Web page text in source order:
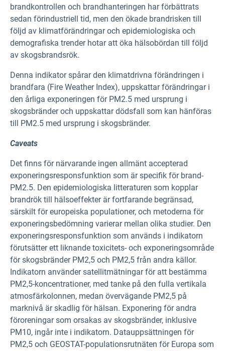
brandkontrollen och brandhanteringen har förbättrats
sedan förindustriell tid, men den ökade brandrisken till
följd av klimatförändringar och epidemiologiska och
demografiska trender hotar att öka hälsobördan till följd
av skogsbrandsrök.
Denna indikator spårar den klimatdrivna förändringen i
brandfara (Fire Weather Index), uppskattar förändringar i
den årliga exponeringen för PM2.5 med ursprung i
skogsbränder och uppskattar dödsfall som kan hänföras
till PM2.5 med ursprung i skogsbränder.
Caveats
Det finns för närvarande ingen allmänt accepterad
exponeringsresponsfunktion som är specifik för brand-
PM2.5. Den epidemiologiska litteraturen som kopplar
brandrök till hälsoeffekter är fortfarande begränsad,
särskilt för europeiska populationer, och metoderna för
exponeringsbedömning varierar mellan olika studier. Den
exponeringsresponsfunktion som används i indikatorn
förutsätter ett liknande toxicitets- och exponeringsområde
för skogsbränder PM2,5 och PM2,5 från andra källor.
Indikatorn använder satellitmätningar för att bestämma
PM2,5-koncentrationer, med tanke på den fulla vertikala
atmosfärkolonnen, medan övervägande PM2,5 på
marknivå är skadlig för hälsan. Exponering för andra
föroreningar som orsakas av skogsbränder, inklusive
PM10, ingår inte i indikatorn. Datauppsättningen för
PM2,5 och GEOSTAT-populationsrutnäten för Europa som